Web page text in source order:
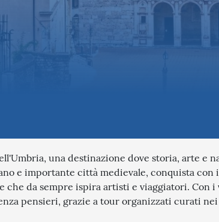
una destinazione dove storia, arte e
e importante città medievale, conquista con
da sempre ispira artisti e viaggiatori. Con i
pensieri, grazie a tour organizzati curati